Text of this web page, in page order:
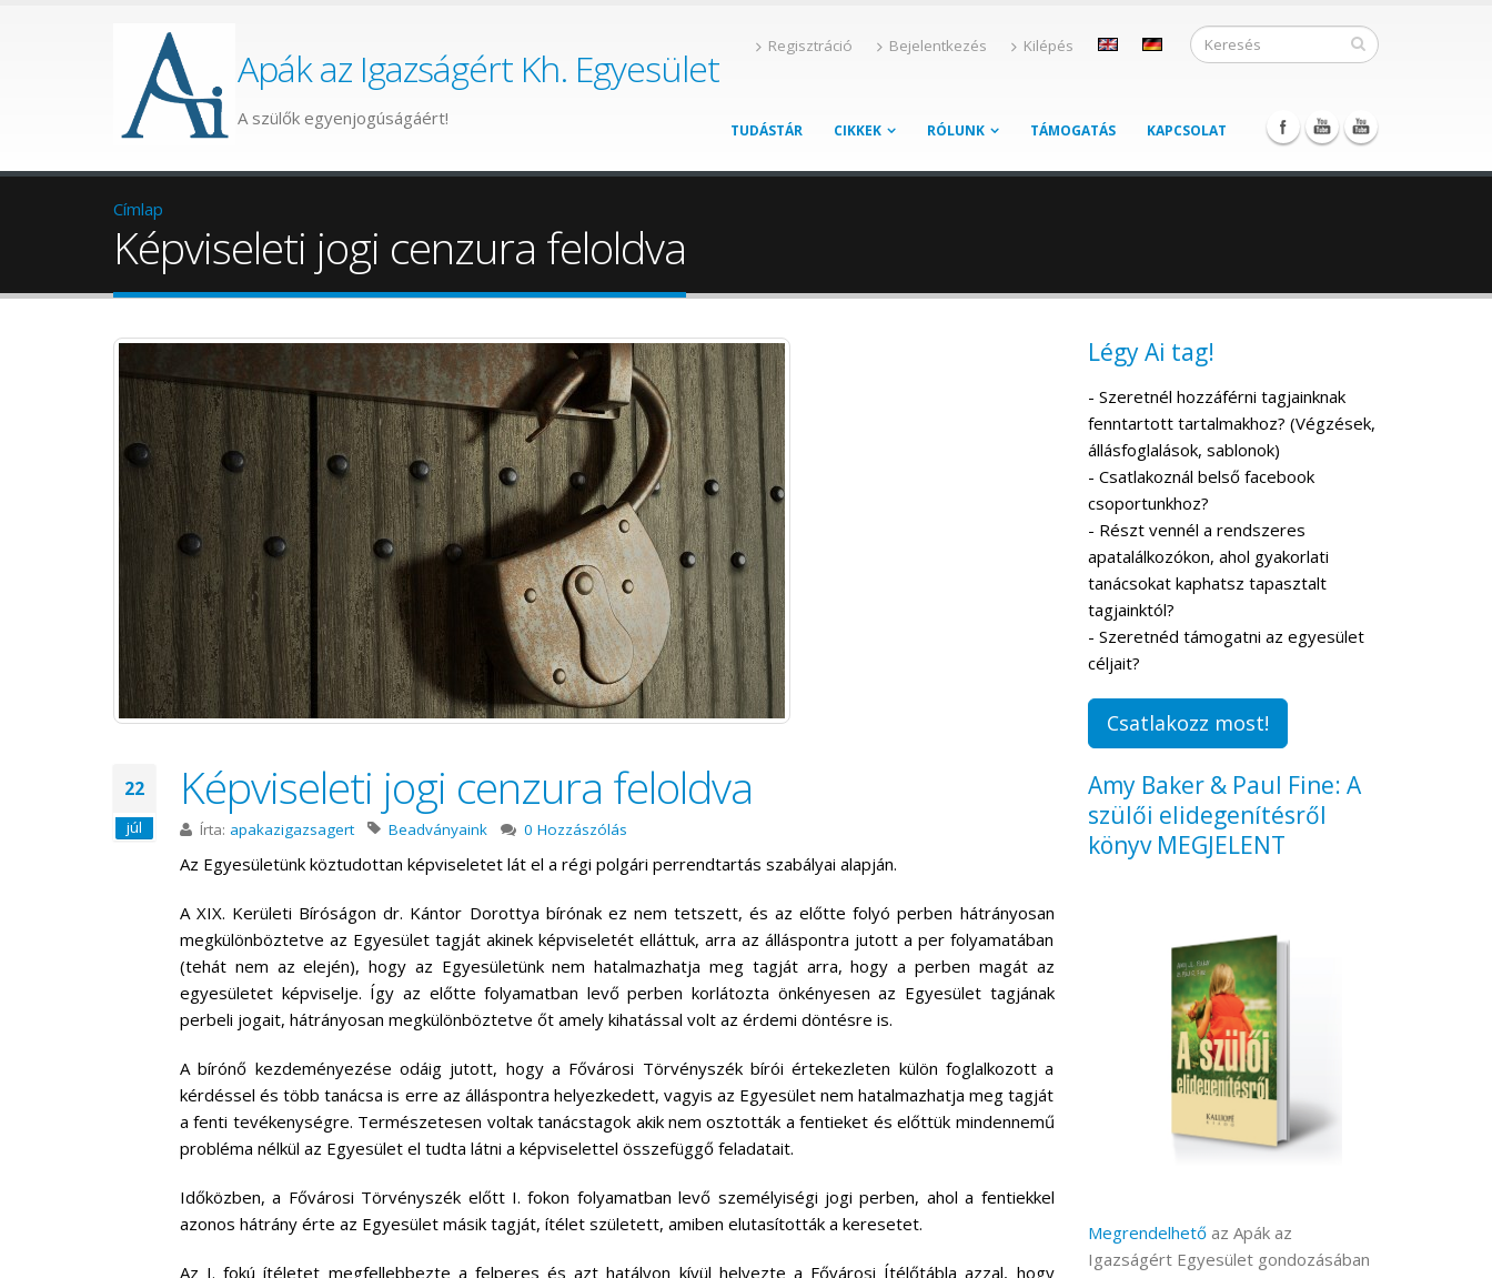
Apák az Igazságért Kh. Egyesület
A szülők egyenjogúságáért!
Regisztráció Bejelentkezés Kilépés
TUDÁSTÁR CIKKEK RÓLUNK TÁMOGATÁS KAPCSOLAT
Címlap
Képviseleti jogi cenzura feloldva
22
júl
Képviseleti jogi cenzura feloldva
Írta: apakazigazsagert Beadványaink 0 Hozzászólás
Az Egyesületünk köztudottan képviseletet lát el a régi polgári perrendtartás szabályai alapján.
A XIX. Kerületi Bíróságon dr. Kántor Dorottya bírónak ez nem tetszett, és az előtte folyó perben hátrányosan
megkülönböztetve az Egyesület tagját akinek képviseletét elláttuk, arra az álláspontra jutott a per folyamatában
(tehát nem az elején), hogy az Egyesületünk nem hatalmazhatja meg tagját arra, hogy a perben magát az
egyesületet képviselje. Így az előtte folyamatban levő perben korlátozta önkényesen az Egyesület tagjának
perbeli jogait, hátrányosan megkülönböztetve őt amely kihatással volt az érdemi döntésre is.
A bírónő kezdeményezése odáig jutott, hogy a Fővárosi Törvényszék bírói értekezleten külön foglalkozott a
kérdéssel és több tanácsa is erre az álláspontra helyezkedett, vagyis az Egyesület nem hatalmazhatja meg tagját
a fenti tevékenységre. Természetesen voltak tanácstagok akik nem osztották a fentieket és előttük mindennemű
probléma nélkül az Egyesület el tudta látni a képviselettel összefüggő feladatait.
Időközben, a Fővárosi Törvényszék előtt I. fokon folyamatban levő személyiségi jogi perben, ahol a fentiekkel
azonos hátrány érte az Egyesület másik tagját, ítélet született, amiben elutasították a keresetet.
Az I. fokú ítéletet megfellebbezte a felperes és azt hatályon kívül helyezte a Fővárosi Ítélőtábla azzal, hogy
Légy Ai tag!
- Szeretnél hozzáférni tagjainknak
fenntartott tartalmakhoz? (Végzések,
állásfoglalások, sablonok)
- Csatlakoznál belső facebook
csoportunkhoz?
- Részt vennél a rendszeres
apatalálkozókon, ahol gyakorlati
tanácsokat kaphatsz tapasztalt
tagjainktól?
- Szeretnéd támogatni az egyesület
céljait?
Csatlakozz most!
Amy Baker & Paul Fine: A
szülői elidegenítésről
könyv MEGJELENT
Megrendelhetőaz Apák az
Igazságért Egyesület gondozásában